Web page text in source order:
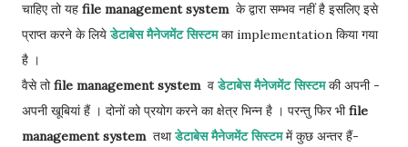
चाहिए तो यह file management system के द्वारा सम्भव नहीं है इसलिए इसे
प्राप्त करने के लियेडेटाबेस मैनेजमेंट सिस्टमका implementation किया गया
है ।
वैसे तोfile management system वडेटाबेस मैनेजमेंट सिस्टमकी अपनी -
अपनी खूबियां हैं । दोनों को प्रयोग करने का क्षेत्र भिन्न है । परन्तु फिर भीfile
management system तथाडेटाबेस मैनेजमेंट सिस्टममें कुछ अन्तर हैं-